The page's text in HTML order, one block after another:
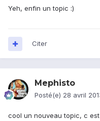
Yeh, enfin un topic :)
Citer
Mephisto
Posté(e) 28 avril
cool un nouveau topic, c